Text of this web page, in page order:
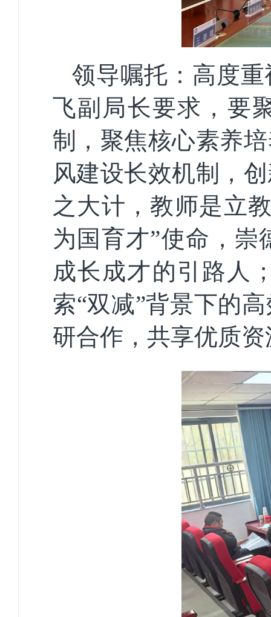
领导嘱托：高度
飞副局长要求，要
制，聚焦核心素养
风建设长效机制，
之大计，教师是立
为国育才”使命，
成长成才的引路人
索“双减”背景下的
研合作，共享优质